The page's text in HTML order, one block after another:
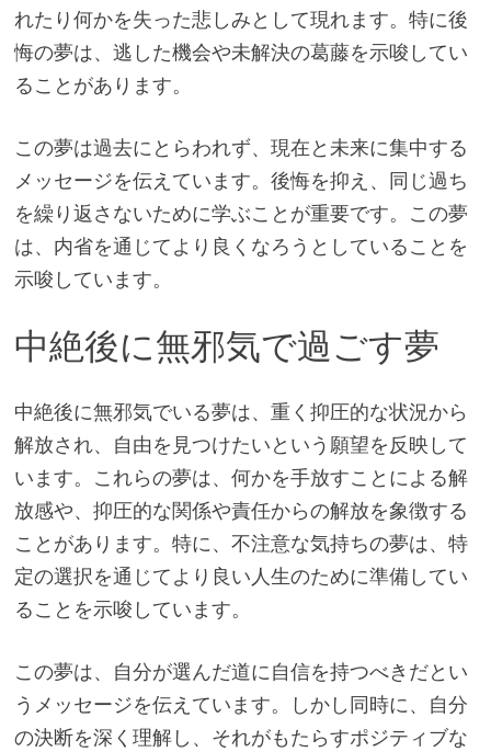
れたり何かを失った悲しみとして現れます。特に後
悔の夢は、逃した機会や未解決の葛藤を示唆してい
ることがあります。
この夢は過去にとらわれず、現在と未来に集中する
メッセージを伝えています。後悔を抑え、同じ過ち
を繰り返さないために学ぶことが重要です。この夢
は、内省を通じてより良くなろうとしていることを
示唆しています。
中絶後に無邪気で過ごす夢
中絶後に無邪気でいる夢は、重く抑圧的な状況から
解放され、自由を見つけたいという願望を反映して
います。これらの夢は、何かを手放すことによる解
放感や、抑圧的な関係や責任からの解放を象徴する
ことがあります。特に、不注意な気持ちの夢は、特
定の選択を通じてより良い人生のために準備してい
ることを示唆しています。
この夢は、自分が選んだ道に自信を持つべきだとい
うメッセージを伝えています。しかし同時に、自分
の決断を深く理解し、それがもたらすポジティブな